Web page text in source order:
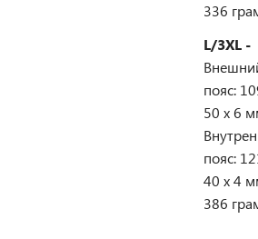
336
L/3XL -
пояс:
50 х 6
пояс:
40 х 4
386